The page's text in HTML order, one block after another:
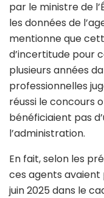
par le ministre de
les données de
mentionne que
d’incertitude pour
plusieurs années
professionnelles
réussi le concours
bénéficiaient pas
l’administration.
En fait, selon les
ces agents avaient
juin 2025 dans le